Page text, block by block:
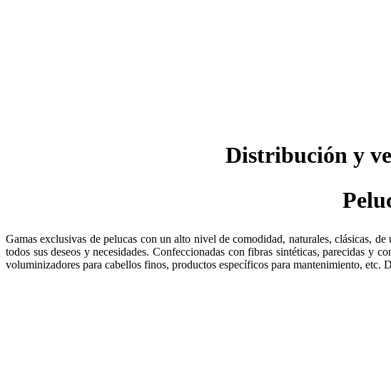
Distribución y
Gamas exclusivas de pelucas con un alto nivel de comodidad, naturales, clásicas,
todos sus deseos y necesidades. Confeccionadas con fibras sintéticas, parecidas y
voluminizadores para cabellos finos, productos específicos para mantenimiento, etc.